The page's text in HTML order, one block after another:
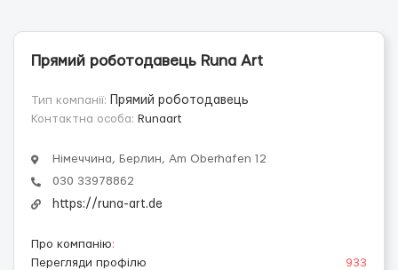
Прямий роботодавець Runa Art
Тип компанії:
Прямий роботодавець
Контактна особа: Runaart
Німеччина, Берлин, Am Oberhafen 12
030 33978862
https://runa-art.de
Про компанію:
Перегляди профілю
933